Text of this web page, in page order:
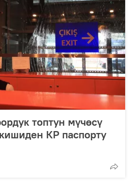
топтун мүчөсү
КР паспорту